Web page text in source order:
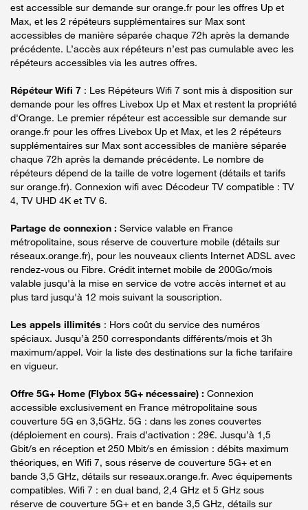
est accessible sur demande sur orange.fr pour les offres Up et
Max, et les 2 répéteurs supplémentaires sur Max sont
accessibles de manière séparée chaque 72h après la demande
précédente. L’accès aux répéteurs n’est pas cumulable avec les
répéteurs accessibles via les autres offres.
Répéteur Wifi 7 : Les Répéteurs Wifi 7 sont mis à disposition sur
demande pour les offres Livebox Up et Max et restent la propriété
d'Orange. Le premier répéteur est accessible sur demande sur
orange.fr pour les offres Livebox Up et Max, et les 2 répéteurs
supplémentaires sur Max sont accessibles de manière séparée
chaque 72h après la demande précédente. Le nombre de
répéteurs dépend de la taille de votre logement (détails et tarifs
sur orange.fr). Connexion wifi avec Décodeur TV compatible : TV
4, TV UHD 4K et TV 6.
Partage de connexion : Service valable en France
métropolitaine, sous réserve de couverture mobile (détails sur
réseaux.orange.fr), pour les nouveaux clients Internet ADSL avec
rendez-vous ou Fibre. Crédit internet mobile de 200Go/mois
valable jusqu'à la mise en service de votre accès internet et au
plus tard jusqu'à 12 mois suivant la souscription.
Les appels illimités : Hors coût du service des numéros
spéciaux. Jusqu’à 250 correspondants différents/mois et 3h
maximum/appel. Voir la liste des destinations sur la fiche tarifaire
en vigueur.
Offre 5G+ Home (Flybox 5G+ nécessaire) : Connexion
accessible exclusivement en France métropolitaine sous
couverture 5G en 3,5GHz. 5G : dans les zones couvertes
(déploiement en cours). Frais d’activation : 29€. Jusqu’à 1,5
Gbit/s en réception et 250 Mbit/s en émission : débits maximum
théoriques, en Wifi 7, sous réserve de couverture 5G+ et en
bande 3,5 GHz, détails sur reseaux.orange.fr. Avec équipements
compatibles. Wifi 7 : en dual band, 2,4 GHz et 5 GHz sous
réserve de couverture 5G+ et en bande 3,5 GHz, détails sur